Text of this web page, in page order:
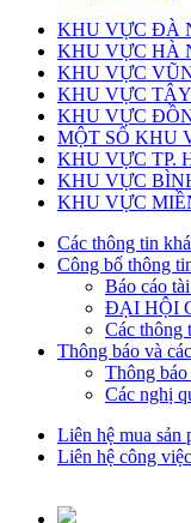
KHU VỰC ĐÀ
KHU VỰC HÀ
KHU VỰC
KHU VỰC
KHU VỰC
MỘT SỐ KHU
KHU VỰC TP.
KHU VỰC
KHU VỰC
Các thông tin
Công bố thông
Báo cáo
ĐẠI HỘI
Các thông
Thông báo và
Thông
Các nghị
Liên hệ mua sản
Liên hệ công